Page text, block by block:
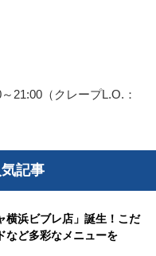
21:00（クレープL.O.：
記事
横浜ビブレ店」誕生！こだ
など多彩なメニューを